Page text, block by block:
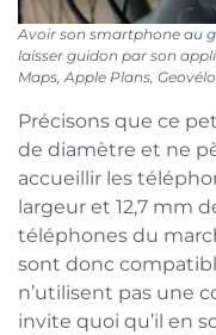
Avoir son smartphone au
laisser guidon par son
Maps, Apple Plans,
Précisons que ce
de diamètre et ne
accueillir les
largeur et 12,7 mm
téléphones du
sont donc
n’utilisent pas une
invite quoi qu’il en